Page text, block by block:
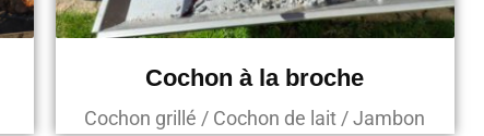
Cochon à la broche
Cochon grillé / Cochon de lait / Jambon